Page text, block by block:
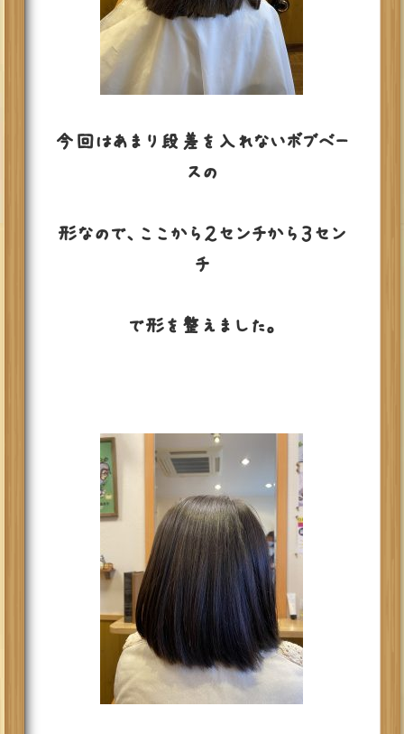
今回はあまり段差を入れないボブベー
スの
形なので、ここから２センチから３セン
チ
で形を整えました。